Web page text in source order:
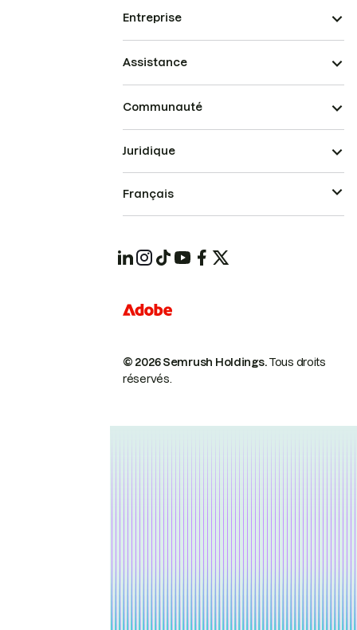
Entreprise
Assistance
Communauté
© 2026 Semrush Holdings.Tous droits
réservés.
Juridique
Français